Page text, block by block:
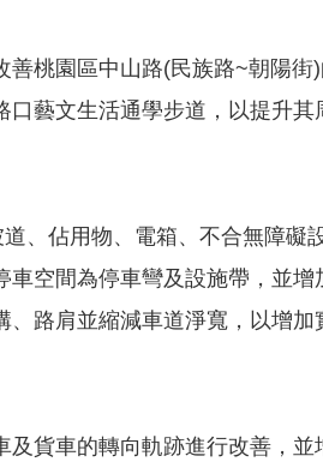
桃園區中山路(民族路~朝陽
藝文生活通學步道，以提升
、佔用物、電箱、不合無障礙
空間為停車彎及設施帶，並
路肩並縮減車道淨寬，以增
貨車的轉向軌跡進行改善，